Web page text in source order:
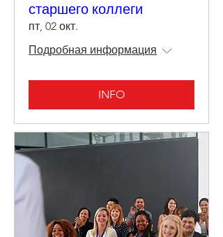
старшего коллеги
пт, 02 окт.
Подробная информация
INFO